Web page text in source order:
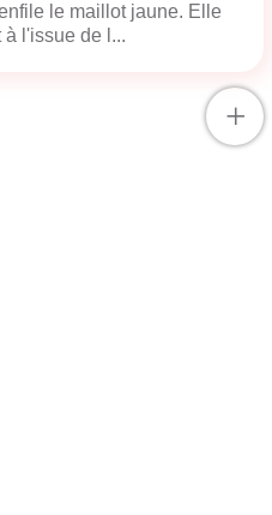
le maillot jaune. Elle
l'issue de l...
+